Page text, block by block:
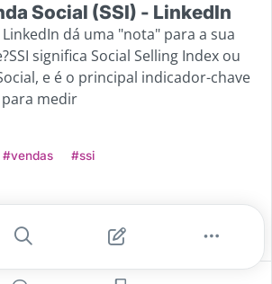
Social (SSI) - LinkedIn
dá uma "nota" para a sua
significa Social Selling Index ou
e é o principal indicador-chave
medir
#vendas #ssi